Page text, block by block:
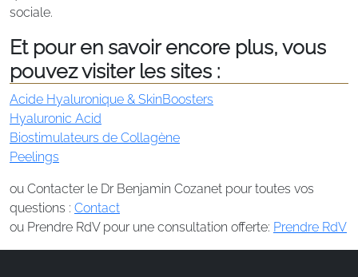
sociale.
Et pour en savoir encore plus, vous
pouvez visiter les sites :
Acide Hyaluronique & SkinBoosters
Hyaluronic Acid
Biostimulateurs de Collagène
Peelings
ou Contacter le Dr Benjamin Cozanet pour toutes vos
questions : Contact
ou Prendre RdV pour une consultation offerte: Prendre RdV